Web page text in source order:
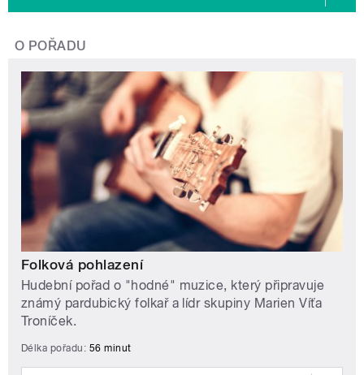
O POŘADU
Folková pohlazení
Hudební pořad o "hodné" muzice, který připravuje
známý pardubický folkař a lídr skupiny Marien Víťa
Troníček.
Délka pořadu: 56 minut